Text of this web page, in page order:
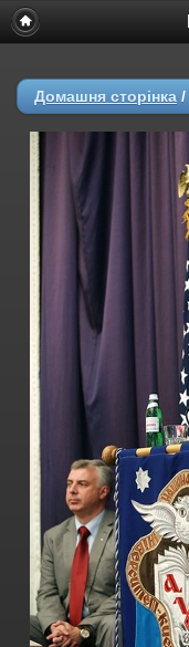
Домашня сторінка /